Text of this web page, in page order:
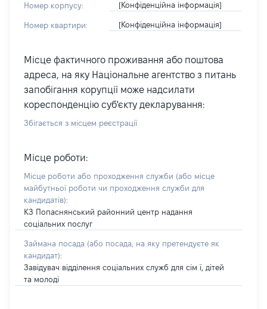
Номер корпусу: [Конфіденційна інформація]
Номер квартири: [Конфіденційна інформація]
Місце фактичного проживання або поштова
адреса, на яку Національне агентство з питань
запобігання корупції може надсилати
кореспонденцію суб'єкту декларування:
Збігається з місцем реєстрації
Місце роботи:
Місце роботи або проходження служби (або місце
майбутньої роботи чи проходження служби для
кандидатів):
КЗ Попаснянський районний центр надання
соціальних послуг
Займана посада (або посада, на яку претендуєте як
кандидат):
Завідувач відділення соціальних служб для сім ї, дітей
та молоді